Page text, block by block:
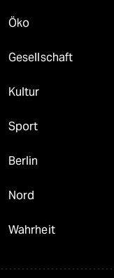
Öko
Gesellschaft
Kultur
Sport
Berlin
Nord
Wahrheit